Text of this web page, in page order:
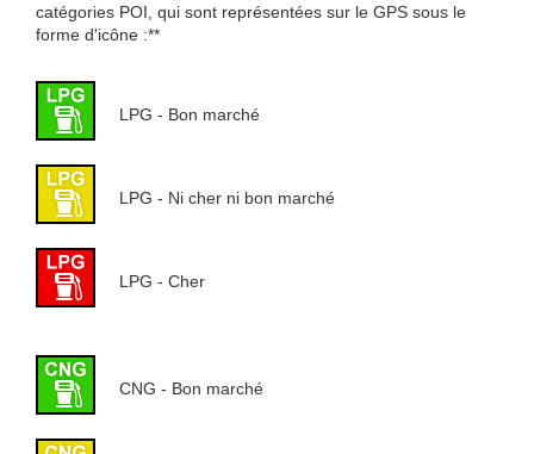
catégories POI, qui sont représentées sur le GPS sous le
forme d'icône :**
LPG - Bon marché
LPG - Ni cher ni bon marché
LPG - Cher
CNG - Bon marché